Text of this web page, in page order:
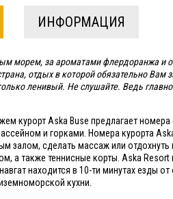
ИНФОРМАЦИЯ
морем, за ароматами флердоранжа
отдых в которой обязательно Вам
ленивый. Не слушайте. Ведь
курорт Aska Buse предлагает
и горками. Номера курорта
залом, сделать массаж или
а также теннисные корты. Aska
находится в 10-ти минутах езды
кухни.